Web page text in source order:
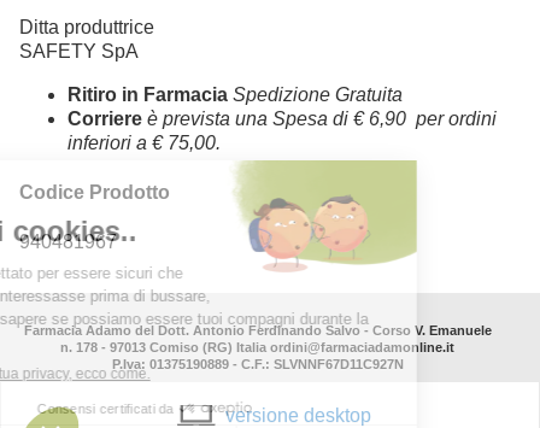
Ditta produttrice
SAFETY SpA
Ritiro in Farmacia Spedizione Gratuita
Corriere è prevista una Spesa di € 6,90 per ordini
inferiori a € 75,00.
Codice Prodotto
940481967
Farmacia Adamo del Dott. Antonio Ferdinando Salvo - Corso V. Emanuele
n. 178 - 97013 Comiso (RG) Italia ordini@farmaciadamonline.it
P.Iva: 01375190889 - C.F.: SLVNNF67D11C927N
versione desktop